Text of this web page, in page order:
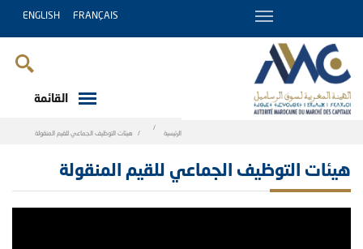
FRANÇAIS
ENGLISH
القائمة
الرئيسية هيئات التوظيف الجماعي للقيم المنقولة
هيئات التوظيف الجماعي للقيم المنقولة